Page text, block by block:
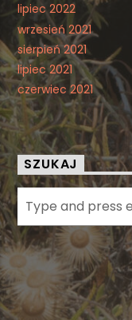
lipiec 2022
wrzesień 2021
sierpień 2021
lipiec 2021
czerwiec 2021
SZUKAJ